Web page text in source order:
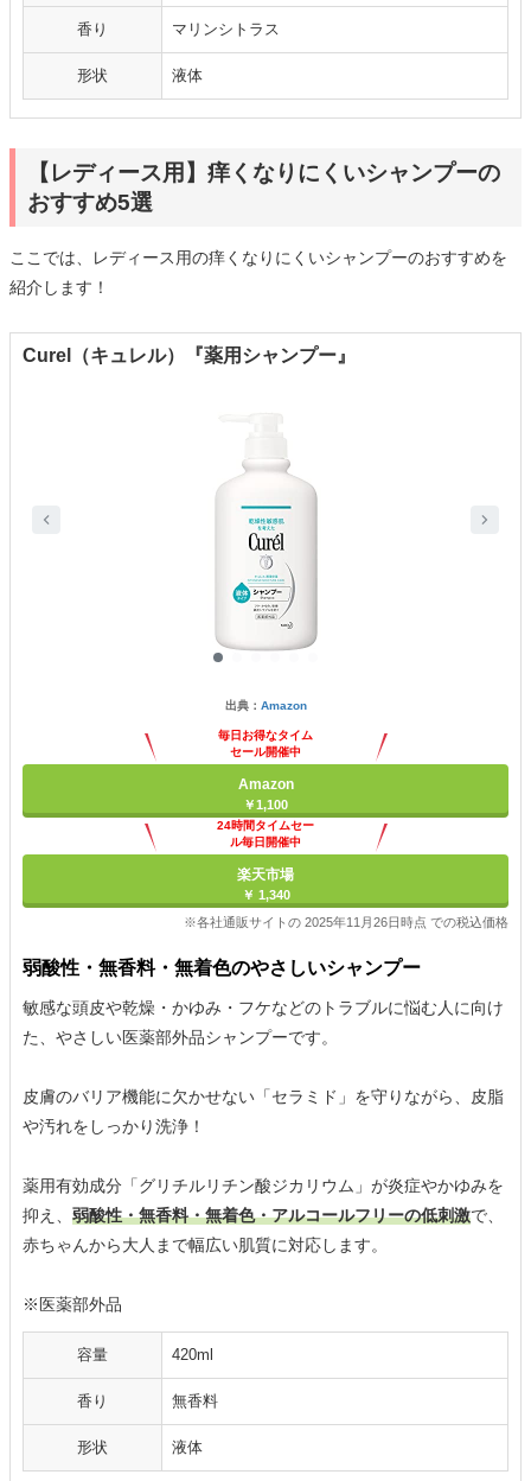
香り マリンシトラス
形状 液体
【レディース用】痒くなりにくいシャンプーの
おすすめ5選
ここでは、レディース用の痒くなりにくいシャンプーのおすすめを
紹介します！
Curel（キュレル）『薬用シャンプー』
出典： Amazon
毎日お得なタイム
セール開催中
Amazon
￥1,100
24時間タイムセー
ル毎日開催中
楽天市場
￥ 1,340
※各社通販サイトの 2025年11月26日時点 での税込価格
弱酸性・無香料・無着色のやさしいシャンプー
敏感な頭皮や乾燥・かゆみ・フケなどのトラブルに悩む人に向け
た、やさしい医薬部外品シャンプーです。
皮膚のバリア機能に欠かせない「セラミド」を守りながら、皮脂
や汚れをしっかり洗浄！
薬用有効成分「グリチルリチン酸ジカリウム」が炎症やかゆみを
抑え、 弱酸性・無香料・無着色・アルコールフリーの低刺激で、
赤ちゃんから大人まで幅広い肌質に対応します。
※医薬部外品
容量 420ml
香り 無香料
形状 液体